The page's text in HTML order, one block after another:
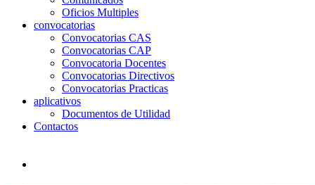
Oficios Multiples
convocatorias
Convocatorias CAS
Convocatorias CAP
Convocatoria Docentes
Convocatorias Directivos
Convocatorias Practicas
aplicativos
Documentos de Utilidad
Contactos